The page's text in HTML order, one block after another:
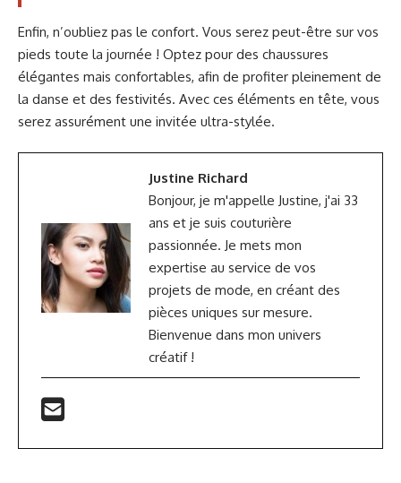
Enfin, n’oubliez pas le confort. Vous serez peut-être sur vos
pieds toute la journée ! Optez pour des chaussures
élégantes mais confortables, afin de profiter pleinement de
la danse et des festivités. Avec ces éléments en tête, vous
serez assurément une invitée ultra-stylée.
Justine Richard
Bonjour, je m'appelle Justine, j'ai 33
ans et je suis couturière
passionnée. Je mets mon
expertise au service de vos
projets de mode, en créant des
pièces uniques sur mesure.
Bienvenue dans mon univers
créatif !